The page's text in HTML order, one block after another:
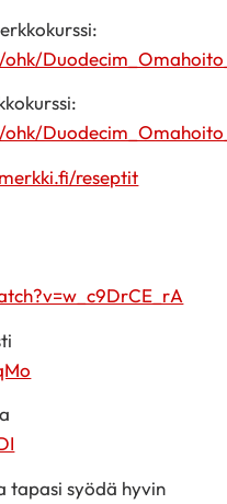
reseptit
tapasi syödä hyvin